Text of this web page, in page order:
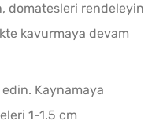
domatesleri rendeleyin
kavurmaya devam
Kaynamaya
1-1.5 cm